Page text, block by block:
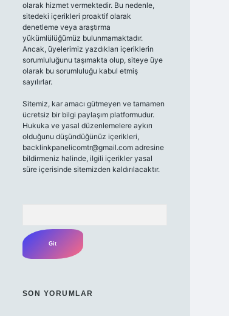
olarak hizmet vermektedir. Bu nedenle,
sitedeki içerikleri proaktif olarak
denetleme veya araştırma
yükümlülüğümüz bulunmamaktadır.
Ancak, üyelerimiz yazdıkları içeriklerin
sorumluluğunu taşımakta olup, siteye üye
olarak bu sorumluluğu kabul etmiş
sayılırlar.
Sitemiz, kar amacı gütmeyen ve tamamen
ücretsiz bir bilgi paylaşım platformudur.
Hukuka ve yasal düzenlemelere aykırı
olduğunu düşündüğünüz içerikleri,
backlinkpanelicomtr@gmail.comadresine
bildirmeniz halinde, ilgili içerikler yasal
süre içerisinde sitemizden kaldırılacaktır.
SON YORUMLAR